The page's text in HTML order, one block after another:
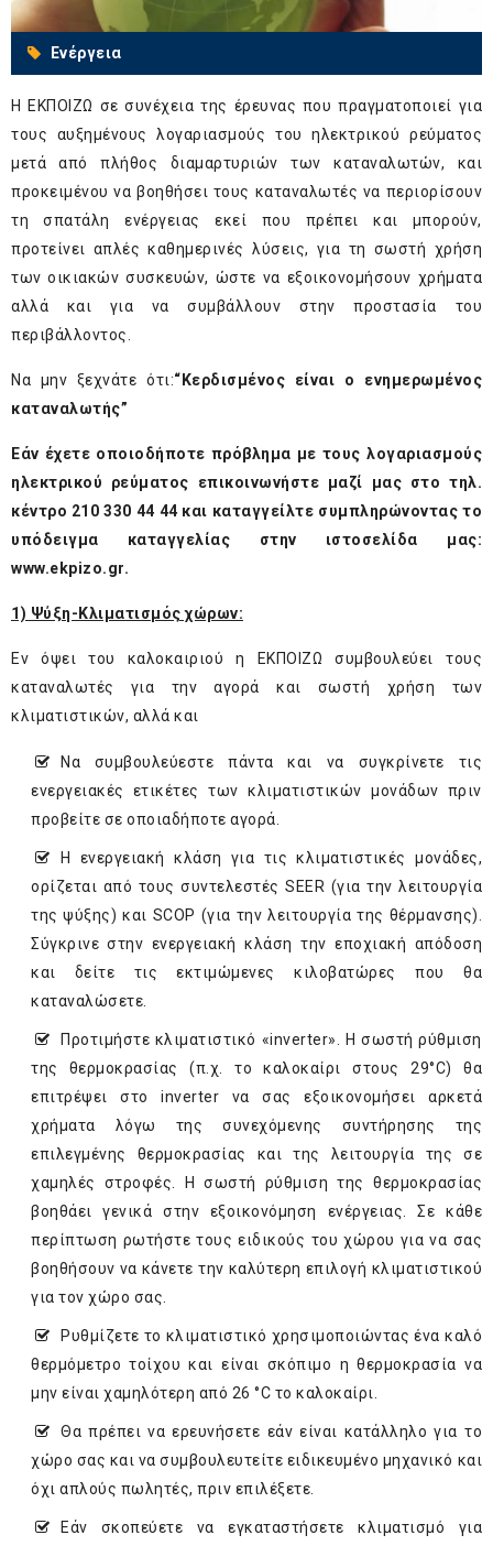
Ενέργεια
Η ΕΚΠΟΙΖΩ σε συνέχεια της έρευνας που πραγματοποιεί για
τους αυξημένους λογαριασμούς του ηλεκτρικού ρεύματος
μετά από πλήθος διαμαρτυριών των καταναλωτών, και
προκειμένου να βοηθήσει τους καταναλωτές να περιορίσουν
τη σπατάλη ενέργειας εκεί που πρέπει και μπορούν,
προτείνει απλές καθημερινές λύσεις, για τη σωστή χρήση
των οικιακών συσκευών, ώστε να εξοικονομήσουν χρήματα
αλλά και για να συμβάλλουν στην προστασία του
περιβάλλοντος.
Να μην ξεχνάτε ότι:“Κερδισμένος είναι ο ενημερωμένος
καταναλωτής”
Εάν έχετε οποιοδήποτε πρόβλημα με τους λογαριασμούς
ηλεκτρικού ρεύματος επικοινωνήστε μαζί μας στο τηλ.
κέντρο 210 330 44 44 και καταγγείλτε συμπληρώνοντας το
υπόδειγμα καταγγελίας στην ιστοσελίδα μας:
www.ekpizo.gr.
1) Ψύξη-Κλιματισμός χώρων:
Εν όψει του καλοκαιριού η ΕΚΠΟΙΖΩ συμβουλεύει τους
καταναλωτές για την αγορά και σωστή χρήση των
κλιματιστικών, αλλά και
Να συμβουλεύεστε πάντα και να συγκρίνετε τις
ενεργειακές ετικέτες των κλιματιστικών μονάδων πριν
προβείτε σε οποιαδήποτε αγορά.
Η ενεργειακή κλάση για τις κλιματιστικές μονάδες,
ορίζεται από τους συντελεστές SEER (για την λειτουργία
της ψύξης) και SCOP (για την λειτουργία της θέρμανσης).
Σύγκρινε στην ενεργειακή κλάση την εποχιακή απόδοση
και δείτε τις εκτιμώμενες κιλοβατώρες που θα
καταναλώσετε.
Προτιμήστε κλιματιστικό «inverter». Η σωστή ρύθμιση
της θερμοκρασίας (π.χ. το καλοκαίρι στους 29°C) θα
επιτρέψει στο inverter να σας εξοικονομήσει αρκετά
χρήματα λόγω της συνεχόμενης συντήρησης της
επιλεγμένης θερμοκρασίας και της λειτουργία της σε
χαμηλές στροφές. Η σωστή ρύθμιση της θερμοκρασίας
βοηθάει γενικά στην εξοικονόμηση ενέργειας. Σε κάθε
περίπτωση ρωτήστε τους ειδικούς του χώρου για να σας
βοηθήσουν να κάνετε την καλύτερη επιλογή κλιματιστικού
για τον χώρο σας.
Ρυθμίζετε το κλιματιστικό χρησιμοποιώντας ένα καλό
θερμόμετρο τοίχου και είναι σκόπιμο η θερμοκρασία να
μην είναι χαμηλότερη από 26 °C το καλοκαίρι.
Θα πρέπει να ερευνήσετε εάν είναι κατάλληλο για το
χώρο σας και να συμβουλευτείτε ειδικευμένο μηχανικό και
όχι απλούς πωλητές, πριν επιλέξετε.
Εάν σκοπεύετε να εγκαταστήσετε κλιματισμό για